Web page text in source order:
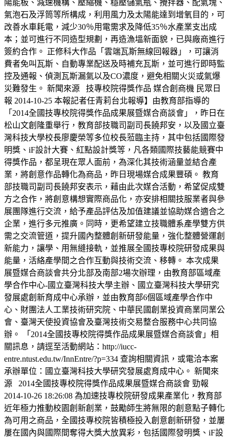
陽能板、減速機構、壓縮機、穩壓儲氣瓶、攪拌器、配氣塊、
氣泡石及浮筒等所構成，利用風力及太陽能達到增氧目的，可
改善水車耗電，減少30％用電需求及降低35％水產業支出成
本；並可進行不同造型規劃，再造漁塭新面貌，已與廠商進行
簽約合作。 正修科大作品「雲端瓦斯無線回報器」，可讓消
費者免叫瓦斯、自動專業配送及時補充瓦斯，並可進行即時監
控及通報、偵測瓦斯漏氣以及CO濃度，避免相關火災或氣爆
災難發生。 新聞來源 技專校院得獎作品 媒合創商機 民眾日
報 2014-10-25 本報記者任青莉台北報導】由教育部指導的
「2014全國技專校院得獎作品成果展暨媒合商談會」，昨日在
松山文創隆重舉行，教育部技職司副司長饒邦安，以及國立臺
灣科技大學校長廖慶榮等多位校長蒞臨主持，其中包括國際發
明獎、iF設計大賽、紅點設計獎等，凡各類國際技藝能競賽中
得獎作品，都呈現在眾人面前，為深化其技術涵量並結合產
業，將創意作品轉化為商品，昨日現場媒合成果豐碩。 教育
部技職司副司長饒邦安表示，藉由此次媒合活動，希望促成雙
方之合作，將創意構想實際商品化，亦安排相關技服業者與參
展團隊進行交流，給予產品評估及加值建議並協助媒合適合之
企業，進行多元推廣。同時，更希望建立技職體系產學雙方供
需之交流管道，提升國內整體創新研發能量，強化整體營運創
新能力，讓學、用無縫接軌，並推展全國技專校院研發成果與
能量，活絡產學間之合作互動與技術交流、移轉。 本次成果
展暨媒合商談會共分北部及南部2場次辦理，由教育部區域產
學合作中心-國立臺灣科技大學主辦、國立臺灣科技大學研究
發展處創新育成中心承辦，並由教育部6個區域產學合作中
心、財團法人工業技術研究院、中華民國創業投資商業同業公
會、臺灣天使投資協會及臺灣技術交易整合服務中心共同協
辦。 「2014全國技專校院得獎作品成果展暨媒合商談會」相
關訊息，請逕至活動網站：http://iucc-
entre.ntust.edu.tw/InnEntre/?p=334 查詢相關資訊，或電洽本案
承辦單位：國立臺灣科技大學研究發展處育成中心。 新聞來
源 2014全國技專校院得獎作品成果展暨媒合商談會 勁報
2014-10-26 18:26:08 為加速技專校院研發成果產業化，教育部
近年極力推動校園創新創業，鼓勵師生將無限的創意點子轉化
為可用之商品，全國技專校院皆積極投入創意創新研發，並屢
屢在國內與國際間奪得大獎大放異彩，包括國際發明獎、iF設